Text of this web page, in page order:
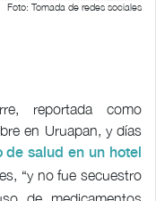
Foto: Tomada de redes sociales
reportada como
en Uruapan, y días
salud en un hotel
“y no fue secuestro